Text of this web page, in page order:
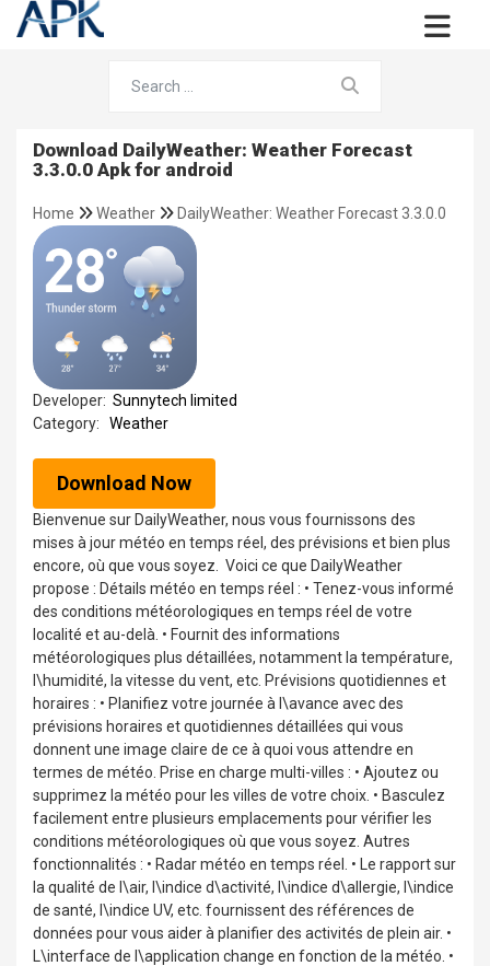
Download DailyWeather: Weather Forecast
3.3.0.0 Apk for android
Home Weather DailyWeather: Weather Forecast 3.3.0.0
Developer: Sunnytech limited
Category:
Weather
Download Now
Bienvenue sur DailyWeather, nous vous fournissons des
mises à jour météo en temps réel, des prévisions et bien plus
encore, où que vous soyez. ️ Voici ce que DailyWeather
propose : Détails météo en temps réel : • Tenez-vous informé
des conditions météorologiques en temps réel de votre
localité et au-delà. • Fournit des informations
météorologiques plus détaillées, notamment la température,
l\humidité, la vitesse du vent, etc. Prévisions quotidiennes et
horaires : • Planifiez votre journée à l\avance avec des
prévisions horaires et quotidiennes détaillées qui vous
donnent une image claire de ce à quoi vous attendre en
termes de météo. Prise en charge multi-villes : • Ajoutez ou
supprimez la météo pour les villes de votre choix. • Basculez
facilement entre plusieurs emplacements pour vérifier les
conditions météorologiques où que vous soyez. Autres
fonctionnalités : • Radar météo en temps réel. • Le rapport sur
la qualité de l\air, l\indice d\activité, l\indice d\allergie, l\indice
de santé, l\indice UV, etc. fournissent des références de
données pour vous aider à planifier des activités de plein air. •
L\interface de l\application change en fonction de la météo. •